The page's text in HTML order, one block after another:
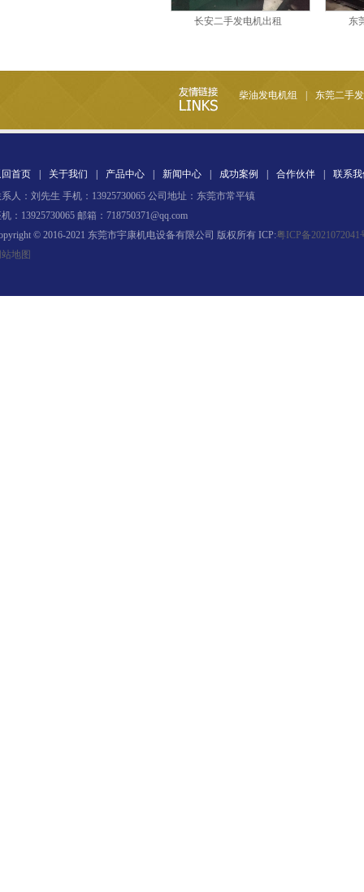
长安二手发电机出租 东
柴油发电机组 | 东莞二手
首页 | 关于我们 | 产品中心 | 新闻中心 | 成功案例 | 合作伙伴 |
联系
人：刘先生 手机：13925730065 公司地址：东莞市常平镇
：13925730065 邮箱：718750371@qq.com
© 2016-2021 东莞市宇康机电设备有限公司 版权所有 ICP:粤ICP备2021072041
地图